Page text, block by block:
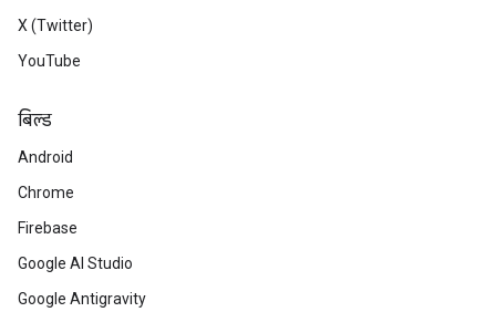
X (Twitter)
YouTube
बिल्ड
Android
Chrome
Firebase
Google AI Studio
Google Antigravity